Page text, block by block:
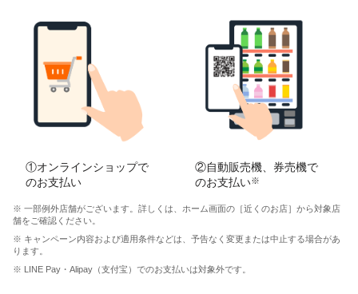
①オンラインショップで
のお支払い
②自動販売機、券売機で
のお支払い※
※ 一部例外店舗がございます。詳しくは、ホーム画面の［近くのお店］から対象店
舗をご確認ください。
※ キャンペーン内容および適用条件などは、予告なく変更または中止する場合があ
ります。
※ LINE Pay・Alipay（支付宝）でのお支払いは対象外です。